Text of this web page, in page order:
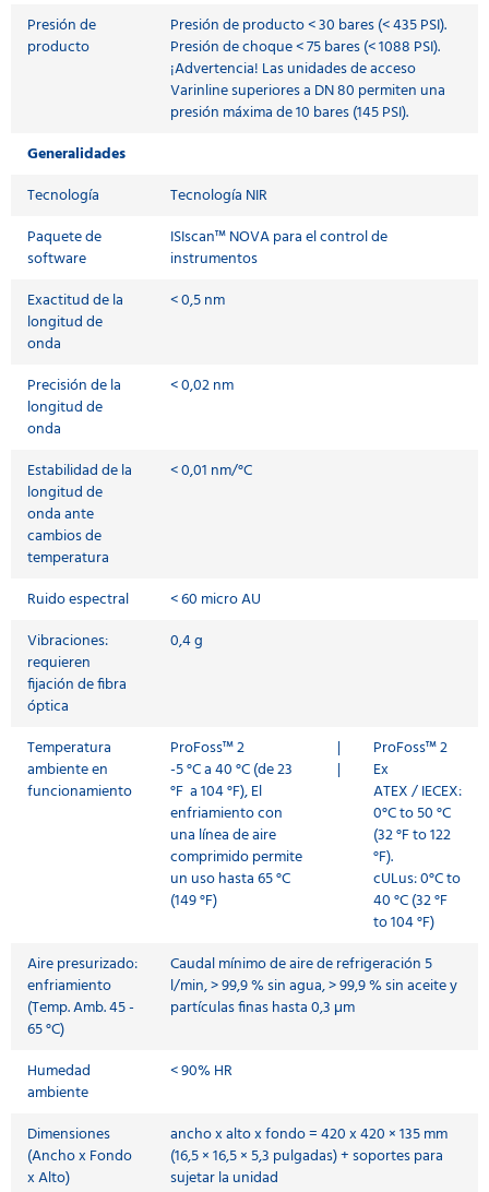
Presión de
producto
Presión de producto < 30 bares (< 435 PSI).
Presión de choque < 75 bares (< 1088 PSI).
¡Advertencia! Las unidades de acceso
Varinline superiores a DN 80 permiten una
presión máxima de 10 bares (145 PSI).
Generalidades
Tecnología
Tecnología NIR
Paquete de
software
ISIscan™ NOVA para el control de
instrumentos
Exactitud de la
longitud de
onda
< 0,5 nm
Precisión de la
longitud de
onda
< 0,02 nm
Estabilidad de la
longitud de
onda ante
cambios de
temperatura
< 0,01 nm/°C
Ruido espectral
< 60 micro AU
Vibraciones:
requieren
fijación de fibra
óptica
0,4 g
Temperatura
ambiente en
funcionamiento
ProFoss™ 2
-5 °C a 40 °C (de 23
°F a 104 °F), El
enfriamiento con
una línea de aire
comprimido permite
un uso hasta 65 °C
(149 °F)
|
|
ProFoss™ 2
Ex
ATEX / IECEX:
0°C to 50 °C
(32 °F to 122
°F).
cULus: 0°C to
40 °C (32 °F
to 104 °F)
Aire presurizado:
enfriamiento
(Temp. Amb. 45 -
65 °C)
Caudal mínimo de aire de refrigeración 5
l/min, > 99,9 % sin agua, > 99,9 % sin aceite y
partículas finas hasta 0,3 μm
Humedad
ambiente
< 90% HR
Dimensiones
(Ancho x Fondo
x Alto)
ancho x alto x fondo = 420 x 420 × 135 mm
(16,5 × 16,5 × 5,3 pulgadas) + soportes para
sujetar la unidad